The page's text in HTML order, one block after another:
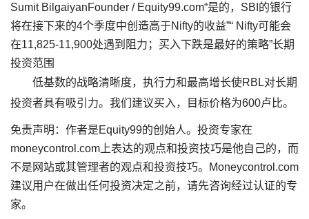
Sumit BilgaiyanFounder / Equity99.com“是的，SBI的银行
将在接下来的4个季度中创造高于Nifty的收益”“ Nifty可能会
在11,825-11,900处遇到阻力；买入下跌是最好的策略”长期
投资范围
低基数的战略清晰度，执行力和最高增长使RBL对长期
投资者具有吸引力。我们建议买入，目标价格为600卢比。
免责声明：作者是Equity99的创始人。投资专家在
moneycontrol.com上表达的观点和投资技巧是他自己的，而
不是网站或其管理者的观点和投资技巧。Moneycontrol.com
建议用户在做出任何投资决定之前，请先咨询经过认证的专
家。